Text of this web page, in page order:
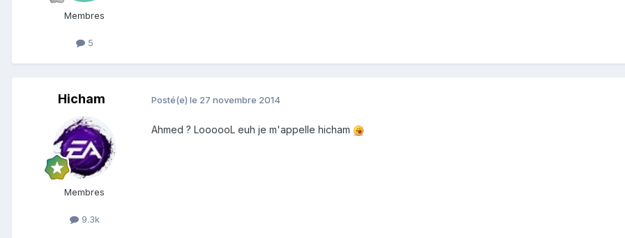
Membres
5
Hicham
Membres
9.3k
Posté(e) le 27 novembre 2014
Ahmed ? LoooooL euh je m'appelle hicham